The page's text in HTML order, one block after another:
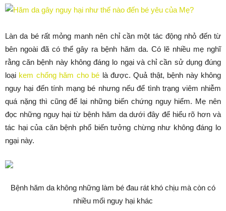
Làn da bé rất mỏng manh nên chỉ cần một tác động nhỏ đến từ
bên ngoài đã có thể gây ra bệnh hăm da. Có lẽ nhiều mẹ nghĩ
rằng căn bệnh này không đáng lo ngại và chỉ cần sử dụng đúng
loại kem chống hăm cho bé là được. Quả thật, bệnh này không
nguy hại đến tính mạng bé nhưng nếu để tình trạng viêm nhiễm
quá nặng thì cũng để lại những biến chứng nguy hiểm. Mẹ nên
đọc những nguy hại từ bệnh hăm da dưới đây để hiểu rõ hơn và
tác hại của căn bệnh phổ biến tưởng chừng như không đáng lo
ngại này.
Bệnh hăm da không những làm bé đau rát khó chịu mà còn có
nhiều mối nguy hại khác